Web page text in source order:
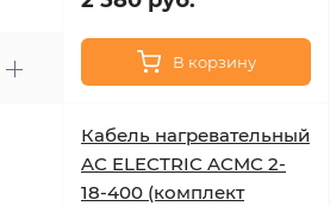
В корзину
Кабель нагревательный
AC ELECTRIC ACMC 2-
18-400 (комплект